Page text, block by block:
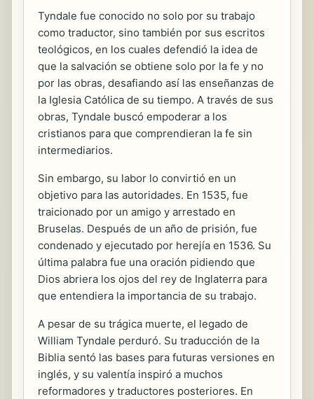
Tyndale fue conocido no solo por su trabajo
como traductor, sino también por sus escritos
teológicos, en los cuales defendió la idea de
que la salvación se obtiene solo por la fe y no
por las obras, desafiando así las enseñanzas de
la Iglesia Católica de su tiempo. A través de sus
obras, Tyndale buscó empoderar a los
cristianos para que comprendieran la fe sin
intermediarios.
Sin embargo, su labor lo convirtió en un
objetivo para las autoridades. En 1535, fue
traicionado por un amigo y arrestado en
Bruselas. Después de un año de prisión, fue
condenado y ejecutado por herejía en 1536. Su
última palabra fue una oración pidiendo que
Dios abriera los ojos del rey de Inglaterra para
que entendiera la importancia de su trabajo.
A pesar de su trágica muerte, el legado de
William Tyndale perduró. Su traducción de la
Biblia sentó las bases para futuras versiones en
inglés, y su valentía inspiró a muchos
reformadores y traductores posteriores. En